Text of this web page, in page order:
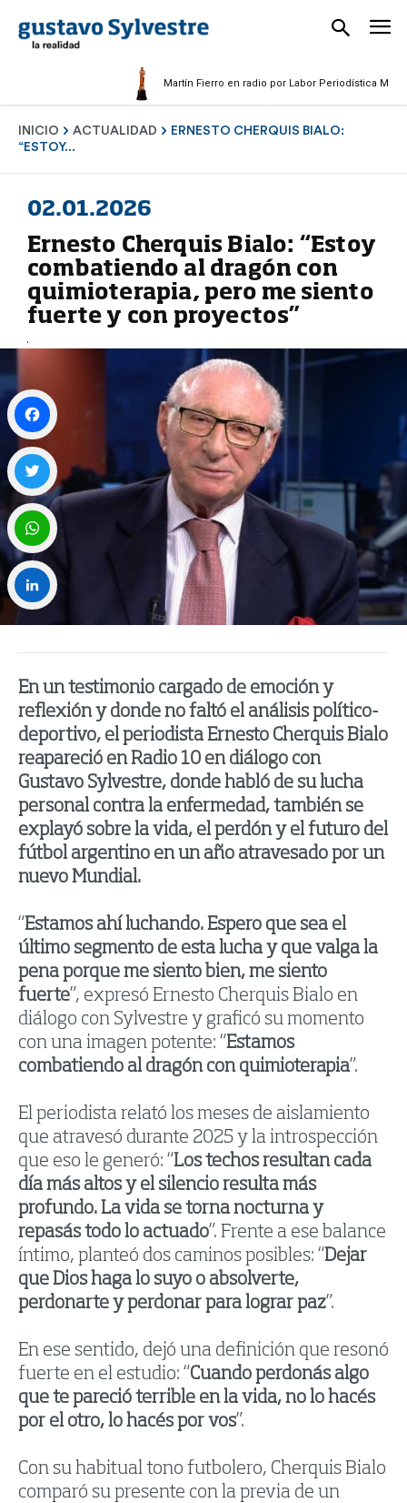
Martín Fierro en radio por Labor Periodística Masculina
INICIO ACTUALIDAD
ERNESTO CHERQUIS BIALO:
“ESTOY...
02.01.2026
Ernesto Cherquis Bialo: “Estoy
combatiendo al dragón con
quimioterapia, pero me siento
fuerte y con proyectos”
En un testimonio cargado de emoción y
reflexión y donde no faltó el análisis político-
deportivo, el periodista Ernesto Cherquis Bialo
reapareció en Radio 10 en diálogo con
Gustavo Sylvestre, donde habló de su lucha
personal contra la enfermedad, también se
explayó sobre la vida, el perdón y el futuro del
fútbol argentino en un año atravesado por un
nuevo Mundial.
“Estamos ahí luchando. Espero que sea el
último segmento de esta lucha y que valga la
pena porque me siento bien, me siento
fuerte”, expresó Ernesto Cherquis Bialo en
diálogo con Sylvestre y graficó su momento
con una imagen potente: “Estamos
combatiendo al dragón con quimioterapia”.
El periodista relató los meses de aislamiento
que atravesó durante 2025 y la introspección
que eso le generó: “Los techos resultan cada
día más altos y el silencio resulta más
profundo. La vida se torna nocturna y
repasás todo lo actuado”. Frente a ese balance
íntimo, planteó dos caminos posibles: “Dejar
que Dios haga lo suyo o absolverte,
perdonarte y perdonar para lograr paz”.
En ese sentido, dejó una definición que resonó
fuerte en el estudio: “Cuando perdonás algo
que te pareció terrible en la vida, no lo hacés
por el otro, lo hacés por vos”.
Con su habitual tono futbolero, Cherquis Bialo
comparó su presente con la previa de un
Facebook
Twitter
WhatsApp
LinkedIn